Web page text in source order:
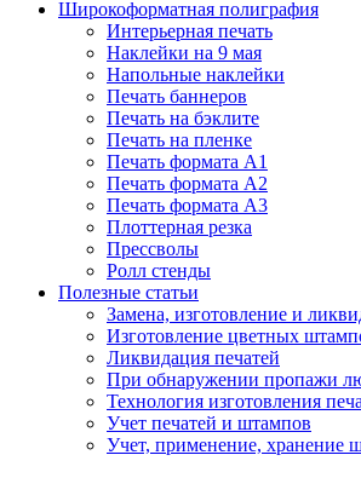
Широкоформатная полиграфия
Интерьерная печать
Наклейки на 9 мая
Напольные наклейки
Печать баннеров
Печать на бэклите
Печать на пленке
Печать формата А1
Печать формата А2
Печать формата А3
Плоттерная резка
Прессволы
Ролл стенды
Полезные статьи
Замена, изготовление и
Изготовление цветных
Ликвидация печатей
При обнаружении пропажи
Технология изготовления
Учет печатей и штампов
Учет, применение, хранение